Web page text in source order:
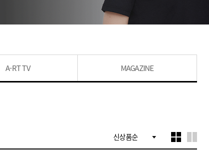
A-RT TV MAGAZINE
신상품순